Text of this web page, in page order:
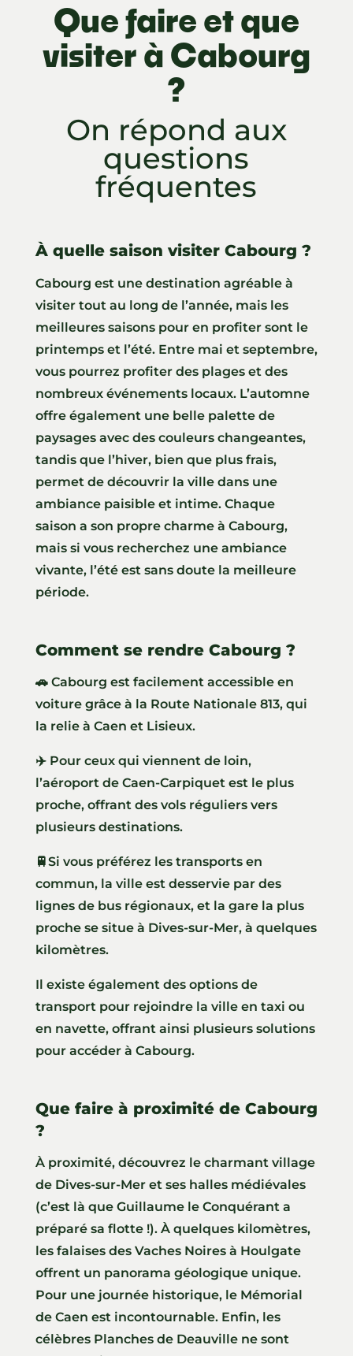
Que faire et que
visiter à Cabourg
?
On répond aux
questions
fréquentes
À quelle saison visiter Cabourg ?
Cabourg est une destination agréable à
visiter tout au long de l’année, mais les
meilleures saisons pour en profiter sont le
printemps et l’été. Entre mai et septembre,
vous pourrez profiter des plages et des
nombreux événements locaux. L’automne
offre également une belle palette de
paysages avec des couleurs changeantes,
tandis que l’hiver, bien que plus frais,
permet de découvrir la ville dans une
ambiance paisible et intime. Chaque
saison a son propre charme à Cabourg,
mais si vous recherchez une ambiance
vivante, l’été est sans doute la meilleure
période.
Comment se rendre Cabourg ?
🚗 Cabourg est facilement accessible en
voiture grâce à la Route Nationale 813, qui
la relie à Caen et Lisieux.
✈️ Pour ceux qui viennent de loin,
l’aéroport de Caen-Carpiquet est le plus
proche, offrant des vols réguliers vers
plusieurs destinations.
🚆Si vous préférez les transports en
commun, la ville est desservie par des
lignes de bus régionaux, et la gare la plus
proche se situe à Dives-sur-Mer, à quelques
kilomètres.
Il existe également des options de
transport pour rejoindre la ville en taxi ou
en navette, offrant ainsi plusieurs solutions
pour accéder à Cabourg.
Que faire à proximité de Cabourg
?
À proximité, découvrez le charmant village
de Dives-sur-Mer et ses halles médiévales
(c’est là que Guillaume le Conquérant a
préparé sa flotte !). À quelques kilomètres,
les falaises des Vaches Noires à Houlgate
offrent un panorama géologique unique.
Pour une journée historique, le Mémorial
de Caen est incontournable. Enfin, les
célèbres Planches de Deauville ne sont